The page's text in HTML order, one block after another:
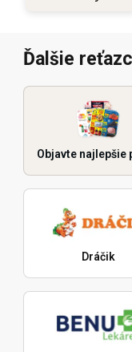
Ďalšie
Objavte najlepšie
Dráčik